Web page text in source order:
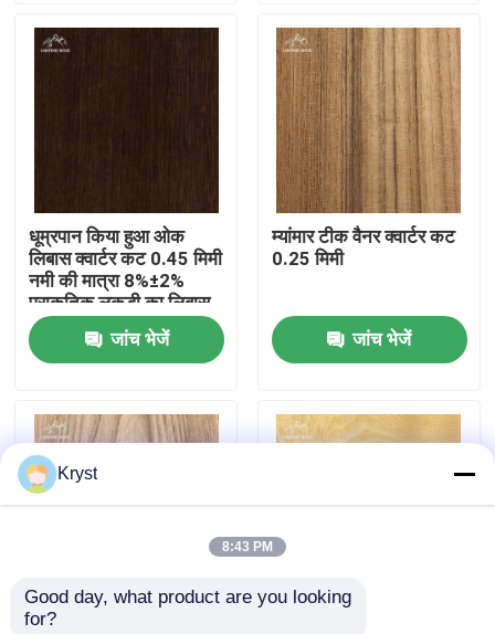
कारखाने का दौरा
गुणवत्ता नियंत्रण
हमसे संपर्क करें
समाचार
उद्धरण मांगें
धूम्रपान किया हुआ ओक
लिबास क्वार्टर कट 0.45 मिमी
नमी की मात्रा 8%±2%
प्राकृतिक लकड़ी का लिबास
शीट
जांच भेजें
म्यांमार टीक वैनर क्वार्टर कट
0.25 मिमी
जांच भेजें
एल्म फ़नीर क्राउन कट
Kryst
8:43 PM
Good day, what product are you looking
for?